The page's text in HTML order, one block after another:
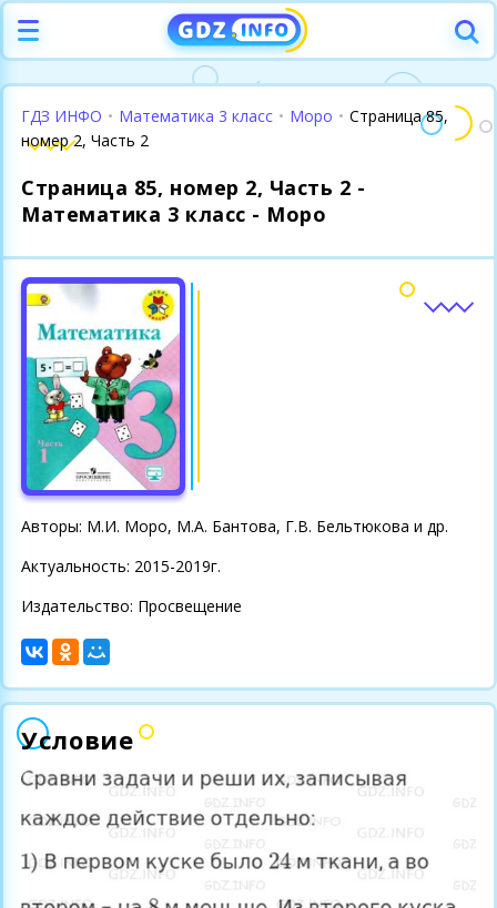
ГДЗ ИНФО • Математика 3 класс • Моро • Страница 85,
номер 2, Часть 2
Страница 85, номер 2, Часть 2 -
Математика 3 класс - Моро
Авторы: М.И. Моро, М.А. Бантова, Г.В. Бельтюкова и др.
Актуальность: 2015-2019г.
Издательство: Просвещение
Условие